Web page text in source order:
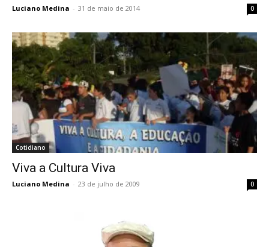
Luciano Medina - 31 de maio de 2014 0
Cotidiano
Viva a Cultura Viva
Luciano Medina - 23 de julho de 2009 0